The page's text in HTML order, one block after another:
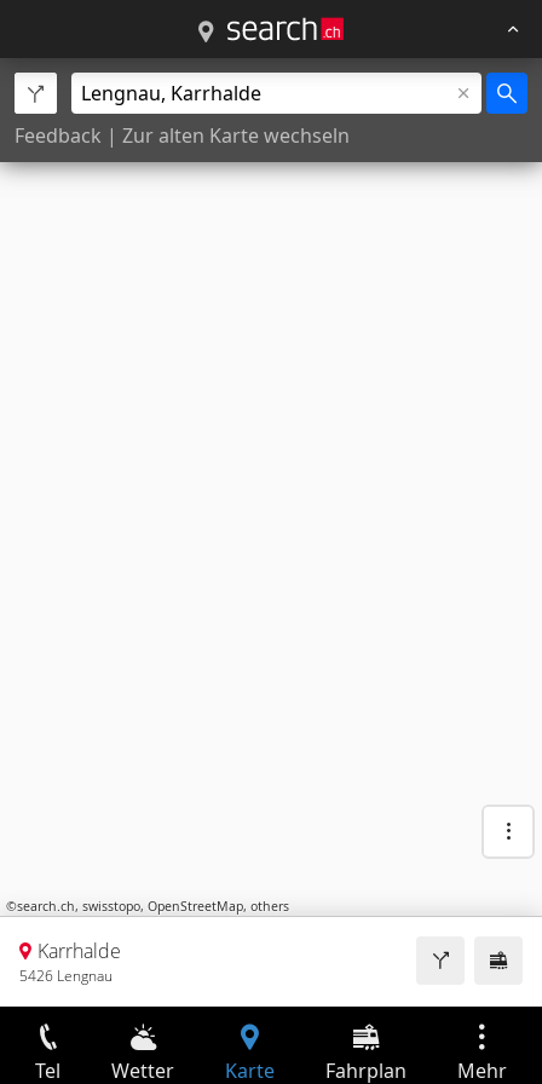
Feedback | Zur alten Karte wechseln
©search.ch, swisstopo, OpenStreetMap, others
Karrhalde
5426 Lengnau
Tel Wetter Karte Fahrplan Mehr